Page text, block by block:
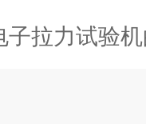
拉力试验机